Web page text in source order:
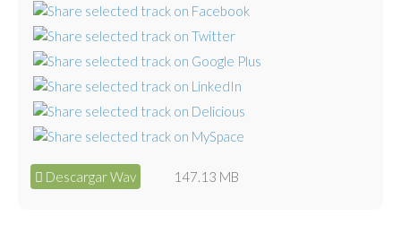
Descargar Wav 147.13 MB